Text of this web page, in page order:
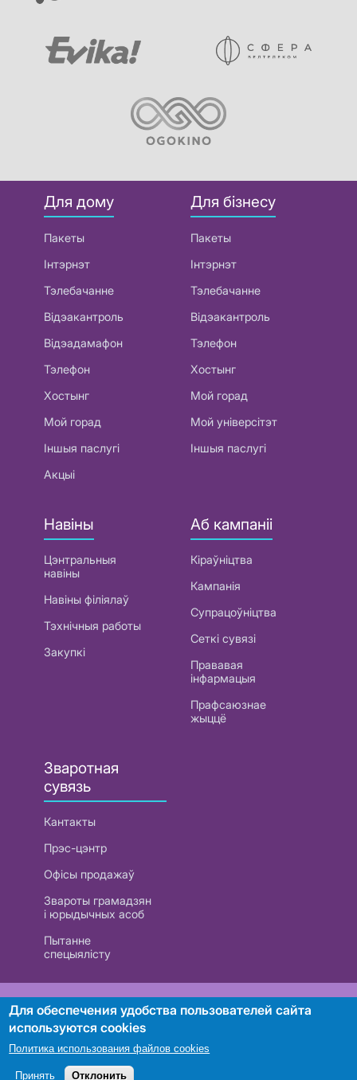
Для дому
Пакеты
Інтэрнэт
Тэлебачанне
Відэакантроль
Відэадамафон
Тэлефон
Хостынг
Мой горад
Іншыя паслугі
Акцыі
Для бізнесу
Пакеты
Інтэрнэт
Тэлебачанне
Відэакантроль
Тэлефон
Хостынг
Мой горад
Мой універсітэт
Іншыя паслугі
Навіны
Цэнтральныя
навіны
Навіны філіялаў
Тэхнічныя работы
Закупкі
Аб кампаніі
Кіраўніцтва
Кампанія
Супрацоўніцтва
Сеткі сувязі
Прававая
інфармацыя
Прафсаюзнае
жыццё
Зваротная
сувязь
Кантакты
Прэс-цэнтр
Офісы продажаў
Звароты грамадзян
і юрыдычных асоб
Пытанне
спецыялісту
РУП «Белтэлекам». УНП 101007741
Пошук
Для обеспечения удобства пользователей сайта
используются cookies
Политика использования файлов cookies
Принять Отклонить